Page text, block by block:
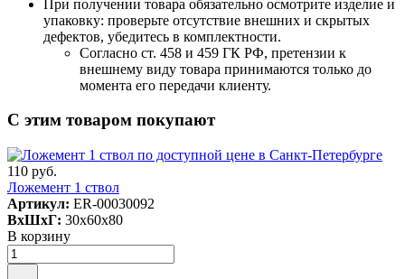
При получении товара обязательно осмотрите изделие и
упаковку: проверьте отсутствие внешних и скрытых
дефектов, убедитесь в комплектности.
Согласно ст. 458 и 459 ГК РФ, претензии к
внешнему виду товара принимаются только до
момента его передачи клиенту.
С этим товаром покупают
110 руб.
Ложемент 1 ствол
Артикул: ER-00030092
ВxШxГ: 30x60x80
В корзину